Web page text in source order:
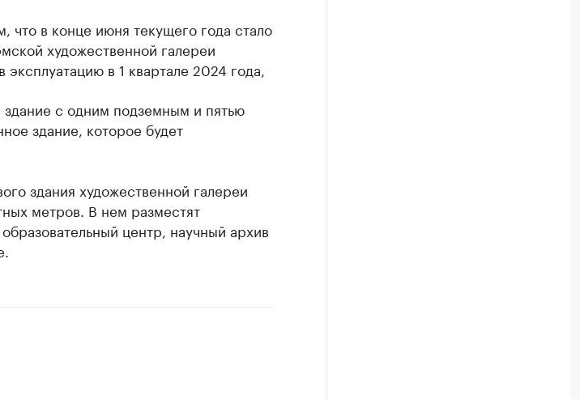
что в конце июня текущего года стало
художественной галереи
в 1 квартале 2024 года,
здание с одним подземным и пятью
здание, которое будет
здания художественной галереи
метров. В нем разместят
центр, научный архив